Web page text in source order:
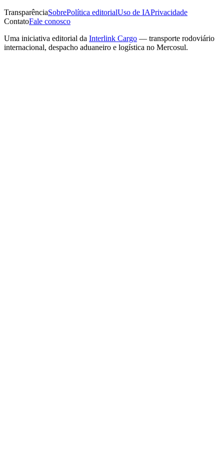
TransparênciaSobrePolítica editorialUso de IAPrivacidade
ContatoFale conosco
Uma iniciativa editorial da Interlink Cargo — transporte rodoviário
internacional, despacho aduaneiro e logística no Mercosul.